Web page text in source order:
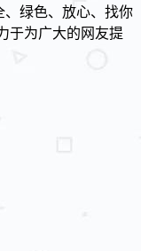
绿色、放心、找你
于为广大的网友提